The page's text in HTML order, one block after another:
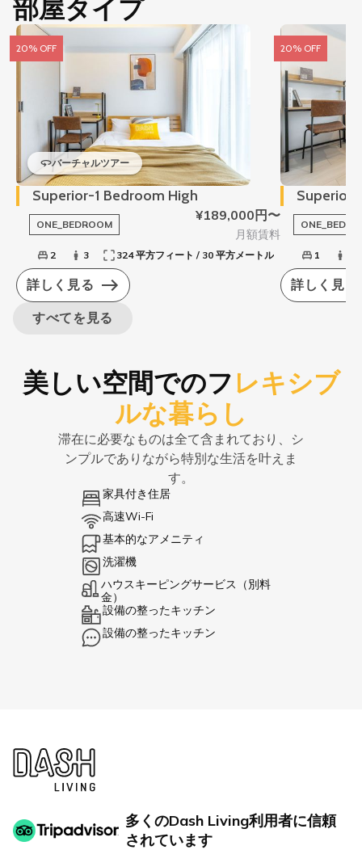
部屋タイプ
20% OFF
バーチャルツアー
Superior-1 Bedroom High
ONE_BEDROOM
¥189,000円〜
月額賃料
2 3 324 平方フィート / 30 平方メートル
詳しく見る
20% OFF
Superior-
1
詳しく見る
すべてを見る
美しい空間でのフレキシブ
ルな暮らし
滞在に必要なものは全て含まれており、シ
ンプルでありながら特別な生活を叶えま
す。
家具付き住居
高速Wi-Fi
基本的なアメニティ
洗濯機
ハウスキーピングサービス（別料
金）
設備の整ったキッチン
設備の整ったキッチン
多くのDash Living利用者に信頼
されています